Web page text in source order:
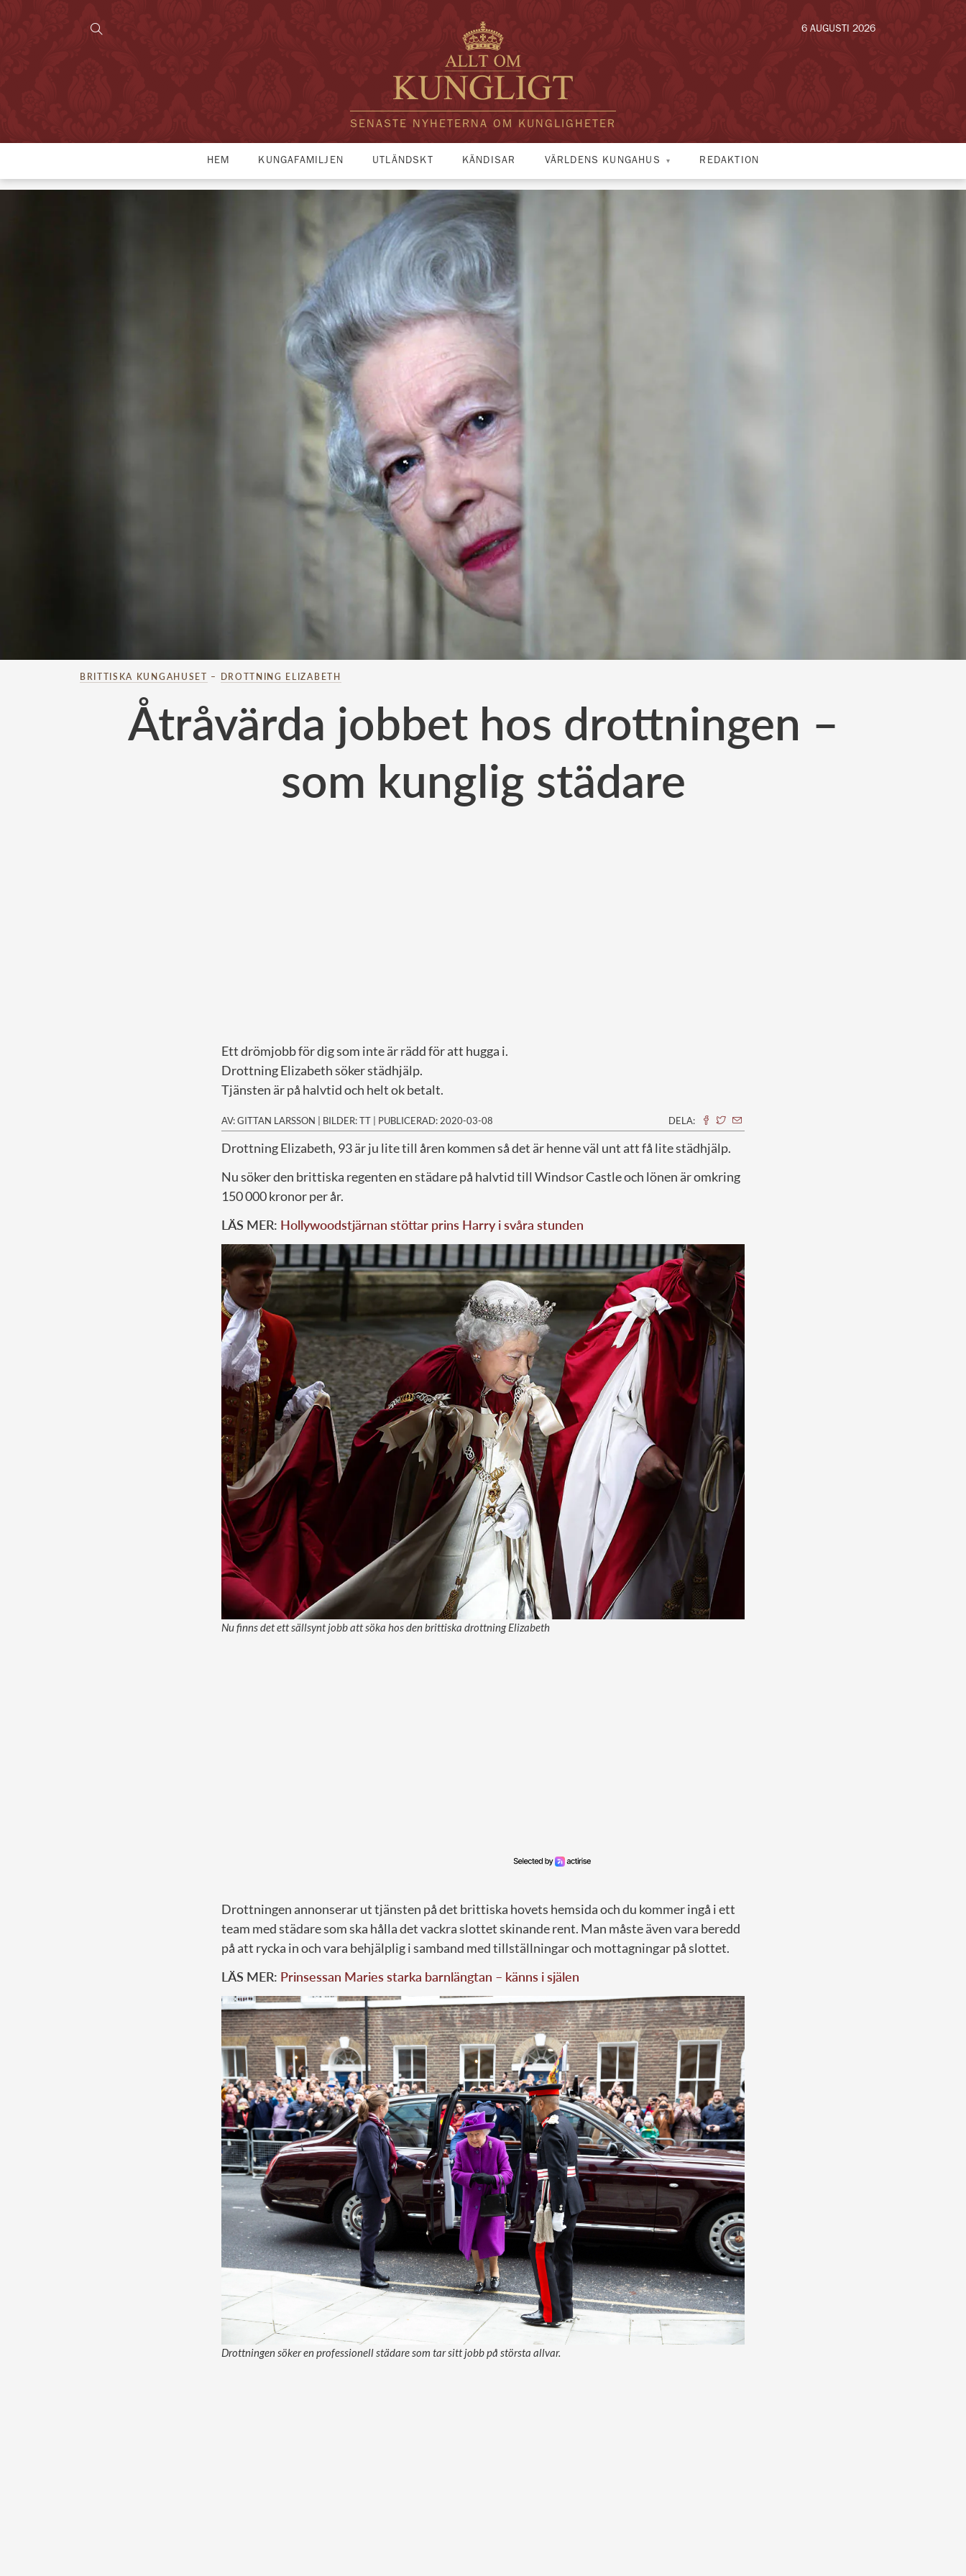
SENASTE NYHETERNA OM KUNGLIGHETER
6 AUGUSTI 2026
HEM KUNGAFAMILJEN UTLÄNDSKT KÄNDISAR VÄRLDENS KUNGAHUS REDAKTION
BRITTISKA KUNGAHUSET – DROTTNING ELIZABETH
Åtråvärda jobbet hos drottningen –
som kunglig städare
Ett drömjobb för dig som inte är rädd för att hugga i.
Drottning Elizabeth söker städhjälp.
Tjänsten är på halvtid och helt ok betalt.
AV: GITTAN LARSSON | BILDER: TT | PUBLICERAD: 2020-03-08 DELA:
Drottning Elizabeth, 93 är ju lite till åren kommen så det är henne väl unt att få lite städhjälp.
Nu söker den brittiska regenten en städare på halvtid till Windsor Castle och lönen är omkring
150 000 kronor per år.
LÄS MER: Hollywoodstjärnan stöttar prins Harry i svåra stunden
Nu finns det ett sällsynt jobb att söka hos den brittiska drottning Elizabeth
Drottningen annonserar ut tjänsten på det brittiska hovets hemsida och du kommer ingå i ett
team med städare som ska hålla det vackra slottet skinande rent. Man måste även vara beredd
på att rycka in och vara behjälplig i samband med tillställningar och mottagningar på slottet.
LÄS MER: Prinsessan Maries starka barnlängtan – känns i själen
Drottningen söker en professionell städare som tar sitt jobb på största allvar.